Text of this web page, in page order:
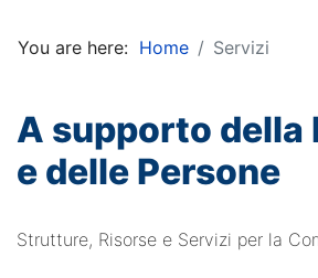
You are here: Home Servizi
A supporto della
e delle Persone
Strutture, Risorse e Servizi per la